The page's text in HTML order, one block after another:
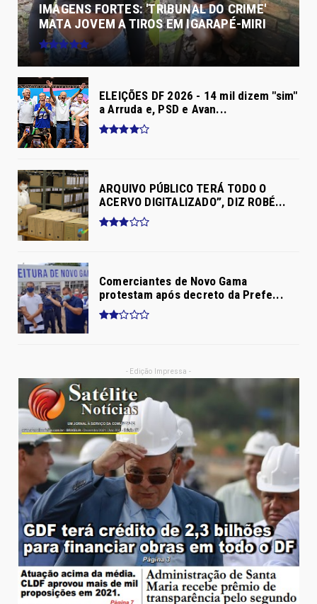
IMAGENS FORTES: 'TRIBUNAL DO CRIME'
MATA JOVEM A TIROS EM IGARAPÉ-MIRI
ELEIÇÕES DF 2026 - 14 mil dizem "sim"
a Arruda e, PSD e Avan...
ARQUIVO PÚBLICO TERÁ TODO O
ACERVO DIGITALIZADO”, DIZ ROBÉ...
Comerciantes de Novo Gama
protestam após decreto da Prefe...
- Edição Impressa -